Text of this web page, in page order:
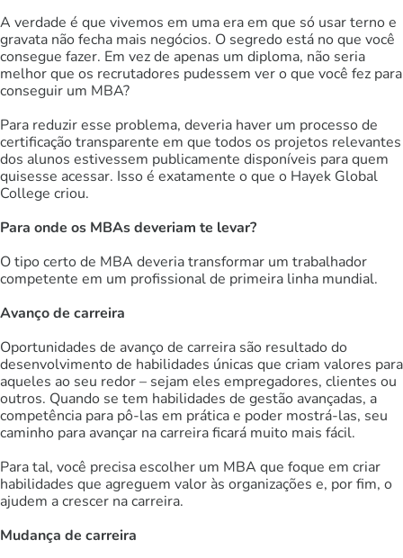
A verdade é que vivemos em uma era em que só usar terno e
gravata não fecha mais negócios. O segredo está no que você
consegue fazer. Em vez de apenas um diploma, não seria
melhor que os recrutadores pudessem ver o que você fez para
conseguir um MBA?
Para reduzir esse problema, deveria haver um processo de
certificação transparente em que todos os projetos relevantes
dos alunos estivessem publicamente disponíveis para quem
quisesse acessar. Isso é exatamente o que o Hayek Global
College criou.
Para onde os MBAs deveriam te levar?
O tipo certo de MBA deveria transformar um trabalhador
competente em um profissional de primeira linha mundial.
Avanço de carreira
Oportunidades de avanço de carreira são resultado do
desenvolvimento de habilidades únicas que criam valores para
aqueles ao seu redor – sejam eles empregadores, clientes ou
outros. Quando se tem habilidades de gestão avançadas, a
competência para pô-las em prática e poder mostrá-las, seu
caminho para avançar na carreira ficará muito mais fácil.
Para tal, você precisa escolher um MBA que foque em criar
habilidades que agreguem valor às organizações e, por fim, o
ajudem a crescer na carreira.
Mudança de carreira